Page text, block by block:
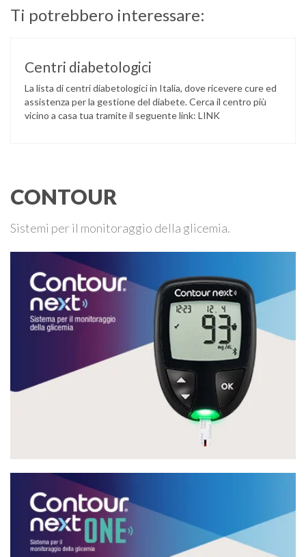
Ti potrebbero interessare:
Centri diabetologici
La lista di centri diabetologici in Italia, dove ricevere cure ed
assistenza per la gestione del diabete. Cerca il centro più
vicino a casa tua tramite il seguente link: LINK
CONTOUR
Sistemi per il monitoraggio della glicemia.